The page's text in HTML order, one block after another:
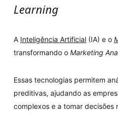
Learning
A Inteligência Artificial(IA) e o
transformando o Marketing
Essas tecnologias permitem
preditivas, ajudando as
complexos e a tomar decisões